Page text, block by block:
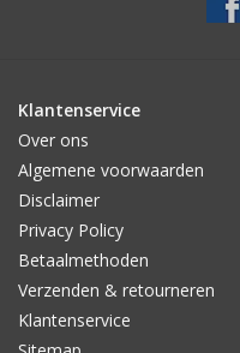
Klantenservice
Over ons
Algemene voorwaarden
Disclaimer
Privacy Policy
Betaalmethoden
Verzenden & retourneren
Klantenservice